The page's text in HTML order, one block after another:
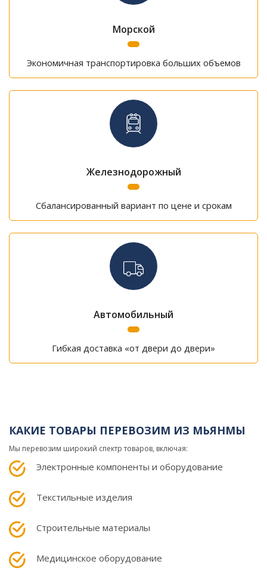
Морской
Экономичная транспортировка больших объемов
Железнодорожный
Сбалансированный вариант по цене и срокам
Автомобильный
Гибкая доставка «от двери до двери»
КАКИЕ ТОВАРЫ ПЕРЕВОЗИМ ИЗ МЬЯНМЫ
Мы перевозим широкий спектр товаров, включая:
Электронные компоненты и оборудование
Текстильные изделия
Строительные материалы
Медицинское оборудование